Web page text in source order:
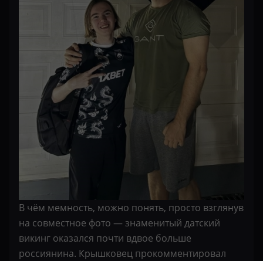
В чём мемность, можно понять, просто взглянув
на совместное фото — знаменитый датский
викинг оказался почти вдвое больше
россиянина. Крышковец прокомментировал